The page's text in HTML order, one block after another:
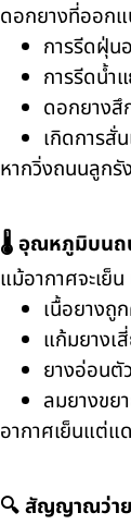
ดอกยางที่ออกแ
การรีดฝุ่น
การรีดน้ำ
ดอกยางสึ
เกิดการสั่
หากวิ่งถนนลูกรั
🌡️ อุณหภูมิบนถ
แม้อากาศจะเย็
เนื้อยางถู
แก้มยางเ
ยางอ่อนตั
ลมยางขย
อากาศเย็นแต่แ
🔍 สัญญาณว่าย